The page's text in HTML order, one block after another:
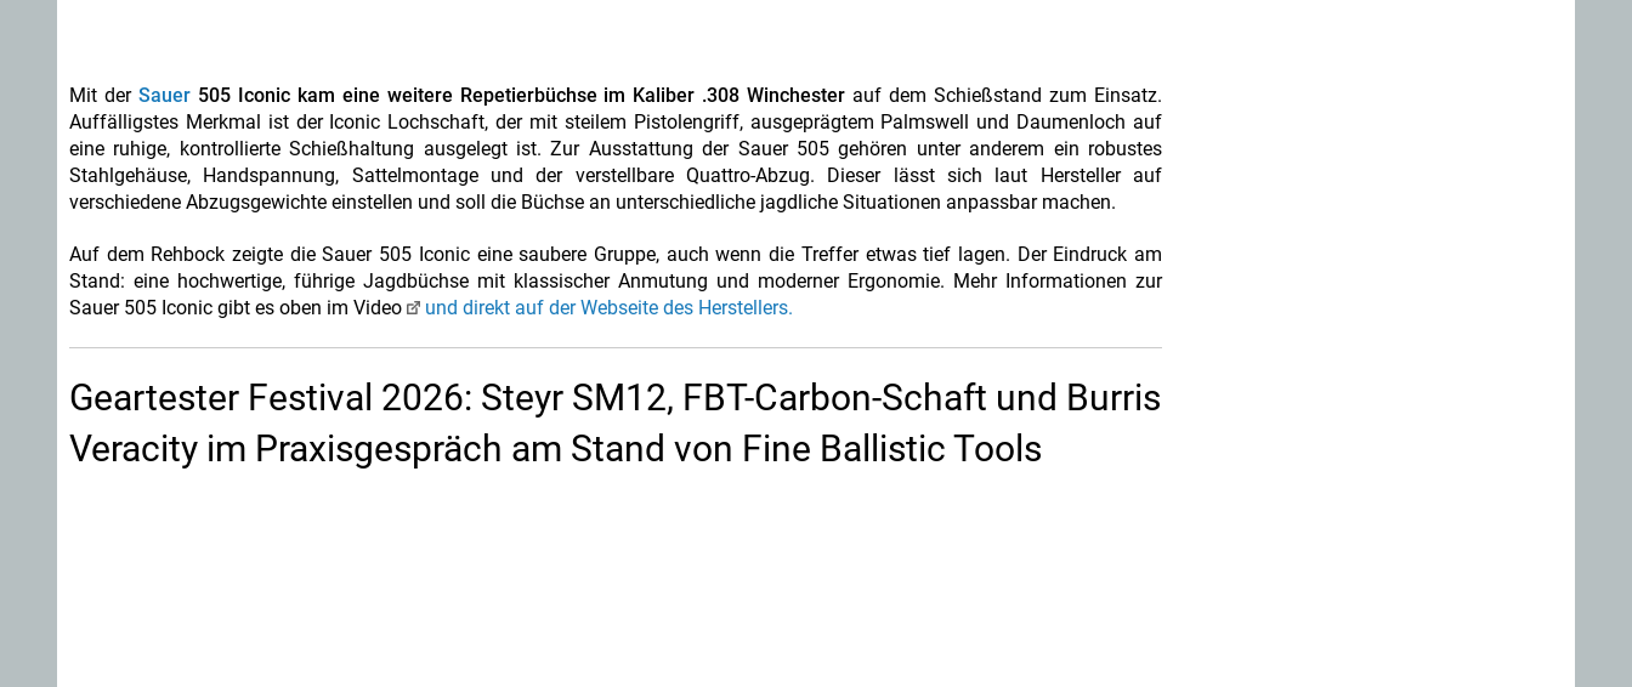
Mit der Sauer505 Iconic kam eine weitere Repetierbüchse im Kaliber .308 Winchester auf dem Schießstand zum Einsatz.
Auffälligstes Merkmal ist der Iconic Lochschaft, der mit steilem Pistolengriff, ausgeprägtem Palmswell und Daumenloch auf
eine ruhige, kontrollierte Schießhaltung ausgelegt ist. Zur Ausstattung der Sauer 505 gehören unter anderem ein robustes
Stahlgehäuse, Handspannung, Sattelmontage und der verstellbare Quattro-Abzug. Dieser lässt sich laut Hersteller auf
verschiedene Abzugsgewichte einstellen und soll die Büchse an unterschiedliche jagdliche Situationen anpassbar machen.
Auf dem Rehbock zeigte die Sauer 505 Iconic eine saubere Gruppe, auch wenn die Treffer etwas tief lagen. Der Eindruck am
Stand: eine hochwertige, führige Jagdbüchse mit klassischer Anmutung und moderner Ergonomie. Mehr Informationen zur
Sauer 505 Iconic gibt es oben im Video
und direkt auf der Webseite des Herstellers.
Geartester Festival 2026: Steyr SM12, FBT-Carbon-Schaft und Burris
Veracity im Praxisgespräch am Stand von Fine Ballistic Tools